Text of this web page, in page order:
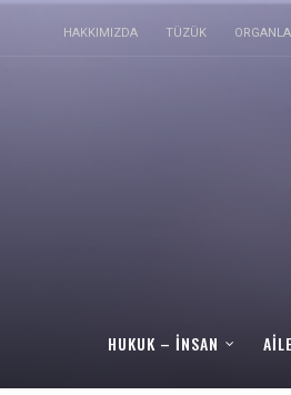
HAKKIMIZDA TÜZÜK
HUKUK – İNSAN